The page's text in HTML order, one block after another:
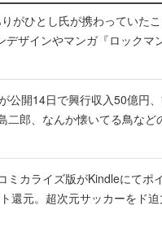
がひとし氏が携わっていた
デザインやマンガ『ロックマ
公開14日で興行収入50億円
二郎、なんか懐いてる鳥など
ミカライズ版がKindleにてポ
還元。超次元サッカーをド